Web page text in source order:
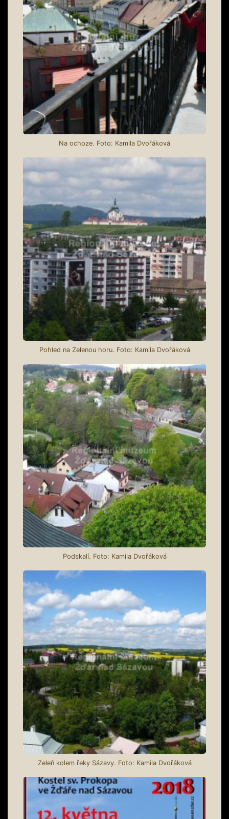
Na ochoze. Foto: Kamila Dvořáková
Pohled na Zelenou horu. Foto: Kamila Dvořáková
Podskalí. Foto: Kamila Dvořáková
Zeleň kolem řeky Sázavy. Foto: Kamila Dvořáková